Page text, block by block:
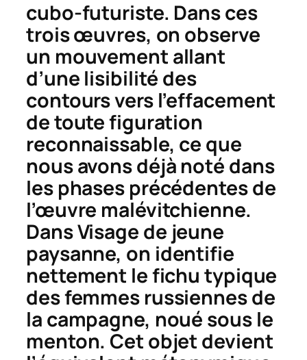
cubo-futuriste. Dans ces
trois œuvres, on observe
un mouvement allant
d’une lisibilité des
contours vers l’effacement
de toute figuration
reconnaissable, ce que
nous avons déjà noté dans
les phases précédentes de
l’œuvre malévitchienne.
DansVisage de jeune
paysanne,on identifie
nettement le fichu typique
des femmes russiennes de
la campagne, noué sous le
menton. Cet objet devient